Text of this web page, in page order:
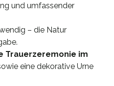
und umfassender
– die Natur
Trauerzeremonie im
eine dekorative Urne